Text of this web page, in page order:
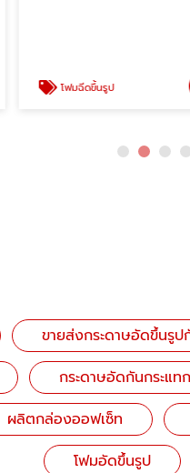
โฟมฉีดขึ้นรูป
ขายส่งกระดาษอัดขึ้นรูป
กระดาษอัดกันกระแทก
ผลิตกล่องออฟเซ็ท
โฟมอัดขึ้นรูป